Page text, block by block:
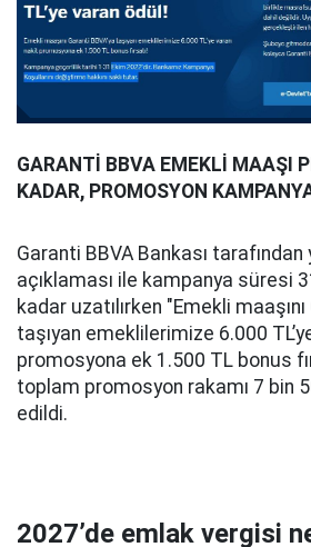
GARANTİ BBVA EMEKLİ MAAŞI
KADAR, PROMOSYON
Garanti BBVA Bankası tarafından
açıklaması ile kampanya süresi
kadar uzatılırken "Emekli maaşını
taşıyan emeklilerimize 6.000
promosyona ek 1.500 TL bonus
toplam promosyon rakamı 7 bin
edildi.
2027’de emlak vergisi